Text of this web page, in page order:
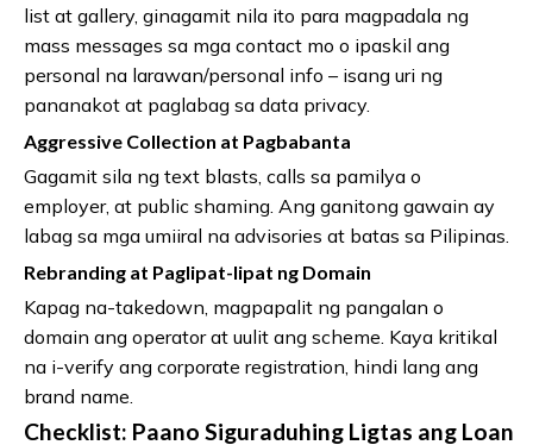
list at gallery, ginagamit nila ito para magpadala ng
mass messages sa mga contact mo o ipaskil ang
personal na larawan/personal info – isang uri ng
pananakot at paglabag sa data privacy.
Aggressive Collection at Pagbabanta
Gagamit sila ng text blasts, calls sa pamilya o
employer, at public shaming. Ang ganitong gawain ay
labag sa mga umiiral na advisories at batas sa Pilipinas.
Rebranding at Paglipat-lipat ng Domain
Kapag na-takedown, magpapalit ng pangalan o
domain ang operator at uulit ang scheme. Kaya kritikal
na i-verify ang corporate registration, hindi lang ang
brand name.
Checklist: Paano Siguraduhing Ligtas ang Loan